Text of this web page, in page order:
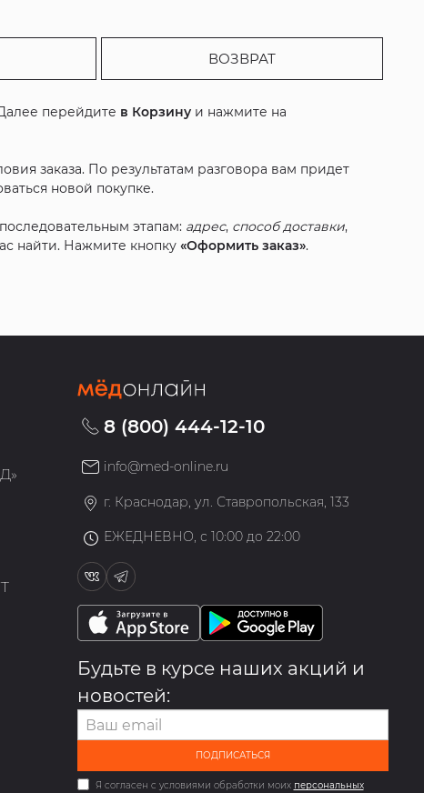
ВОЗВРАТ
перейдите в Корзину и нажмите на
заказа. По результатам разговора вам придет
новой покупке.
этапам: адрес, способ доставки,
найти. Нажмите кнопку«Оформить заказ».
8 (800) 444-12-10
info@med-online.ru
г. Краснодар, ул. Ставропольская, 133
ЕЖЕДНЕВНО, с 10:00 до 22:00
Будьте в курсе наших акций и
новостей:
ПОДПИСАТЬСЯ
Я согласен с условиями обработки моих персональных